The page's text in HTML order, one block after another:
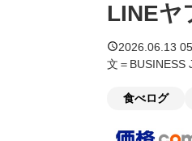
LINEヤ
2026.06.13
文＝BUSINESS
食べログ